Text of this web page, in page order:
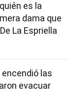
es la
dama que
La Espriella
encendió las
evacuar